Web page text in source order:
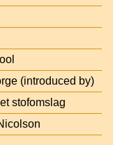
(introduced by)
stofomslag